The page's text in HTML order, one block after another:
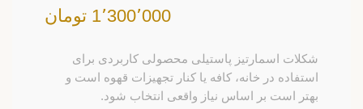
1٬300٬000 تومان
شکلات اسمارتیز پاستیلی محصولی کاربردی برای
استفاده در خانه، کافه یا کنار تجهیزات قهوه است و
بهتر است بر اساس نیاز واقعی انتخاب شود.